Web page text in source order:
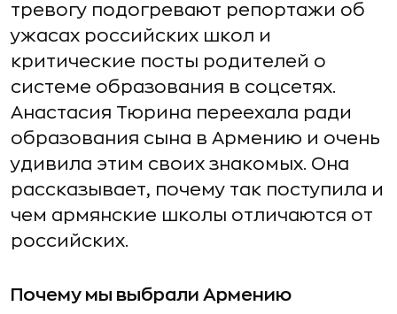
тревогу подогревают репортажи об
ужасах российских школ и
критические посты родителей о
системе образования в соцсетях.
Анастасия Тюрина переехала ради
образования сына в Армению и очень
удивила этим своих знакомых. Она
рассказывает, почему так поступила и
чем армянские школы отличаются от
российских.
Почему мы выбрали Армению